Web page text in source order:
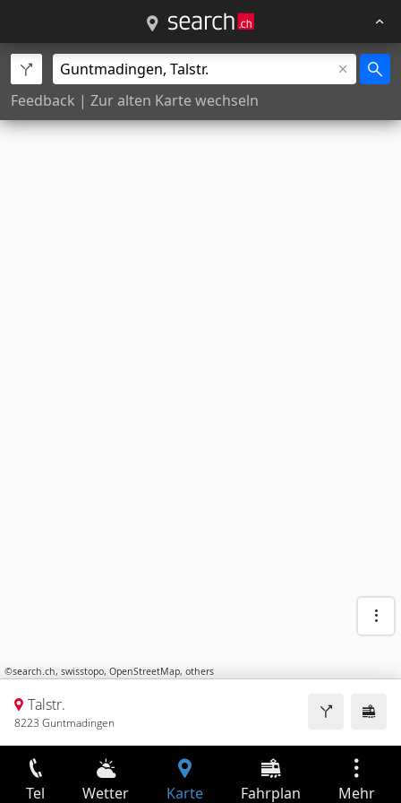
Feedback | Zur alten Karte wechseln
©search.ch, swisstopo, OpenStreetMap, others
Talstr.
8223 Guntmadingen
Tel Wetter Karte Fahrplan Mehr